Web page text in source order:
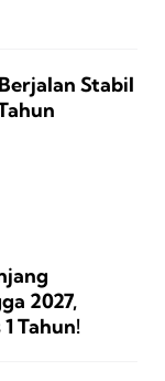
Stabil
2027,
Tahun!